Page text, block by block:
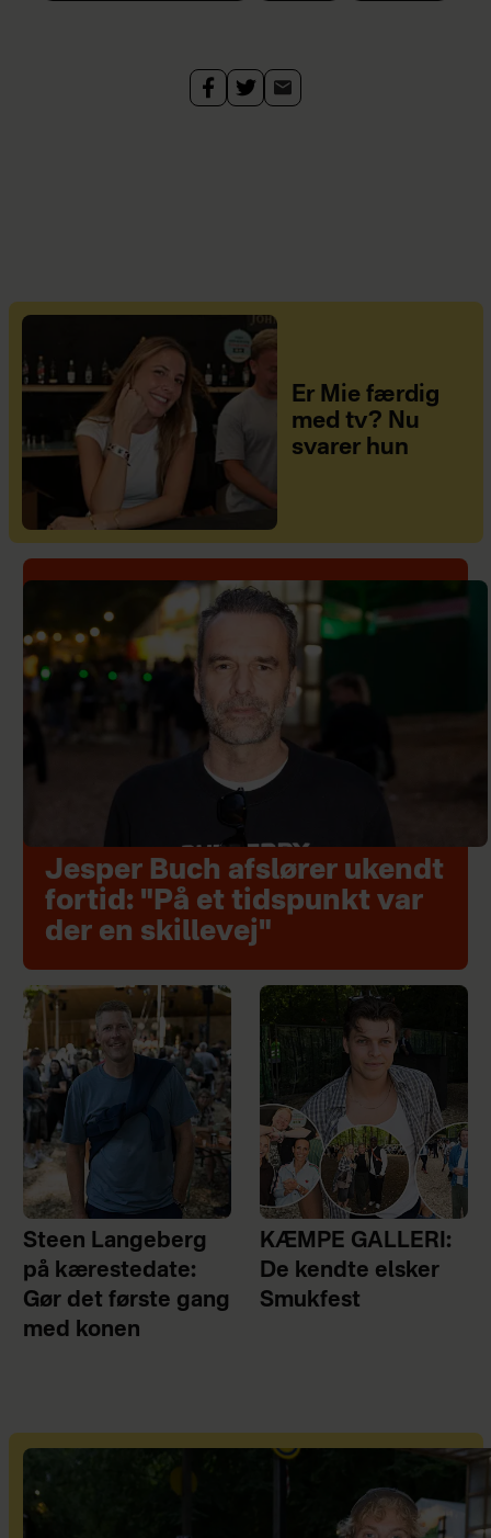
Er Mie færdig
med tv? Nu
svarer hun
Jesper Buch afslører ukendt
fortid: "På et tidspunkt var
der en skillevej"
Steen Langeberg
på kærestedate:
Gør det første gang
med konen
KÆMPE GALLERI:
De kendte elsker
Smukfest